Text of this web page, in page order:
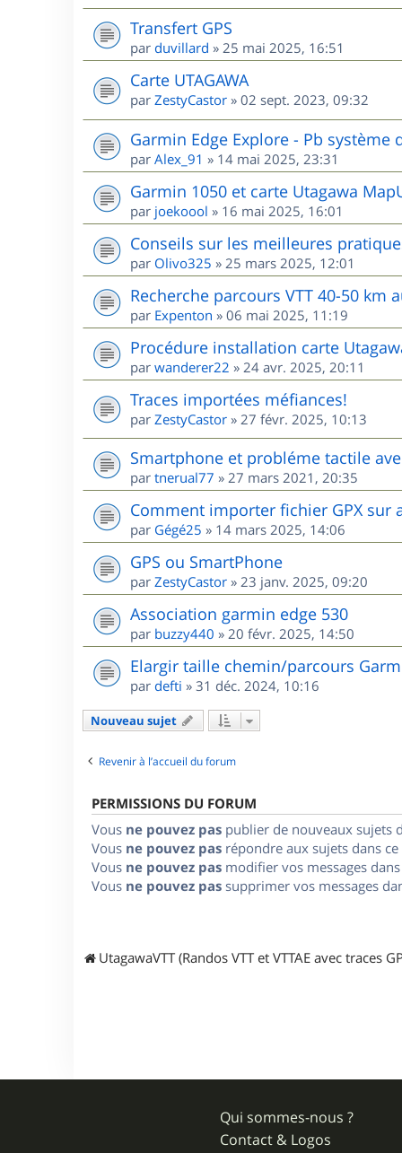
Transfert GPS
par duvillard » 25 mai 2025, 16:51
Carte UTAGAWA
par ZestyCastor » 02 sept. 2023, 09:32
Garmin Edge Explore - Pb système
par Alex_91 » 14 mai 2025, 23:31
Garmin 1050 et carte Utagawa
par joekoool » 16 mai 2025, 16:01
Conseils sur les meilleures
par Olivo325 » 25 mars 2025, 12:01
Recherche parcours VTT 40-50 km
par Expenton » 06 mai 2025, 11:19
Procédure installation carte
par wanderer22 » 24 avr. 2025, 20:11
Traces importées méfiances!
par ZestyCastor » 27 févr. 2025, 10:13
Smartphone et probléme tactile
par tnerual77 » 27 mars 2021, 20:35
Comment importer fichier GPX sur
par Gégé25 » 14 mars 2025, 14:06
GPS ou SmartPhone
par ZestyCastor » 23 janv. 2025, 09:20
Association garmin edge 530
par buzzy440 » 20 févr. 2025, 14:50
Elargir taille chemin/parcours
par defti » 31 déc. 2024, 10:16
Nouveau sujet
Revenir à l’accueil du forum
PERMISSIONS DU FORUM
Vous ne pouvez pas publier de nouveaux sujets
Vous ne pouvez pas répondre aux sujets dans
Vous ne pouvez pas modifier vos messages
Vous ne pouvez pas supprimer vos messages
UtagawaVTT (Randos VTT et VTTAE avec traces
Qui sommes-nous ?
Contact & Logos